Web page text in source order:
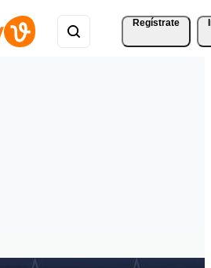
Regístrate